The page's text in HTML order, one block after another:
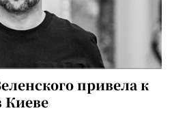
привела к
Киеве